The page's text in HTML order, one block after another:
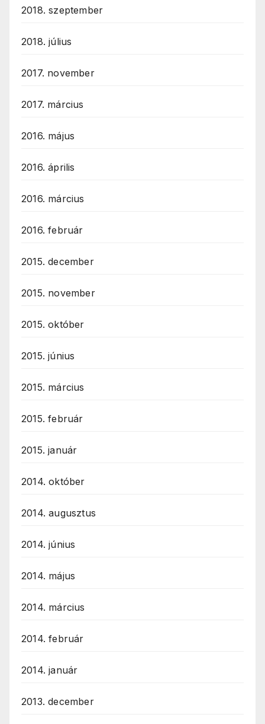
2018. szeptember
2018. július
2017. november
2017. március
2016. május
2016. április
2016. március
2016. február
2015. december
2015. november
2015. október
2015. június
2015. március
2015. február
2015. január
2014. október
2014. augusztus
2014. június
2014. május
2014. március
2014. február
2014. január
2013. december